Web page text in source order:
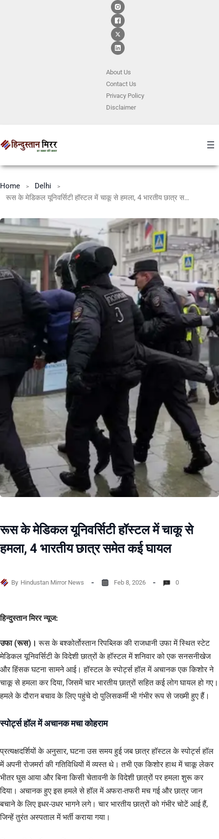
About Us
ContactUs
Privacy Policy
Disclaimer
Home
Delhi
रूस के मेडिकल यूनिवर्सिटी हॉस्टल में चाकू से हमला, 4 भारतीय छात्र समेत कई घायल
रूस के मेडिकल यूनिवर्सिटी हॉस्टल में चाकू से
हमला, 4 भारतीय छात्र समेत कई घायल
By Hindustan Mirror News Feb 8, 2026 0
हिन्दुस्तान मिरर न्यूज:
उफा (रूस)। रूस के बश्कोर्तोस्तान रिपब्लिक की राजधानी उफा में स्थित स्टेट
मेडिकल यूनिवर्सिटी के विदेशी छात्रों के हॉस्टल में शनिवार को एक सनसनीखेज
और हिंसक घटना सामने आई। हॉस्टल के स्पोर्ट्स हॉल में अचानक एक किशोर ने
चाकू से हमला कर दिया, जिसमें चार भारतीय छात्रों सहित कई लोग घायल हो गए।
हमले के दौरान बचाव के लिए पहुंचे दो पुलिसकर्मी भी गंभीर रूप से जख्मी हुए हैं।
स्पोर्ट्स हॉल में अचानक मचा कोहराम
प्रत्यक्षदर्शियों के अनुसार, घटना उस समय हुई जब छात्र हॉस्टल के स्पोर्ट्स हॉल
में अपनी रोजमर्रा की गतिविधियों में व्यस्त थे। तभी एक किशोर हाथ में चाकू लेकर
भीतर घुस आया और बिना किसी चेतावनी के विदेशी छात्रों पर हमला शुरू कर
दिया। अचानक हुए इस हमले से हॉल में अफरा-तफरी मच गई और छात्र जान
बचाने के लिए इधर-उधर भागने लगे। चार भारतीय छात्रों को गंभीर चोटें आई हैं,
जिन्हें तुरंत अस्पताल में भर्ती कराया गया।